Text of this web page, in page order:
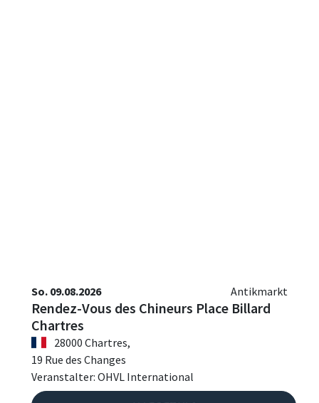
So. 09.08.2026 Antikmarkt
Rendez-Vous des Chineurs Place Billard
Chartres
28000 Chartres,
19 Rue des Changes
Veranstalter: OHVL International